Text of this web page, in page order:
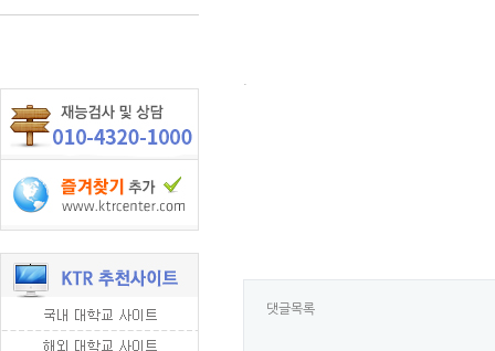
댓글목록